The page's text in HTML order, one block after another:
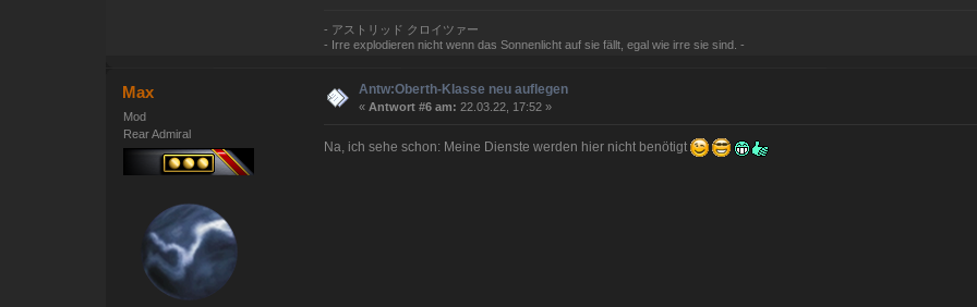
- アストリッド クロイツァー
- Irre explodieren nicht wenn das Sonnenlicht auf sie fällt, egal wie irre sie sind. -
Max
Mod
Rear Admiral
Antw:Oberth-Klasse neu auflegen
« Antwort #6 am: 22.03.22, 17:52 »
Na, ich sehe schon: Meine Dienste werden hier nicht benötigt